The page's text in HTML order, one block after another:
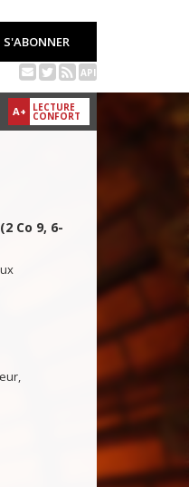
S'ABONNER
API
A+ LECTURE
CONFORT
Co 9, 6-